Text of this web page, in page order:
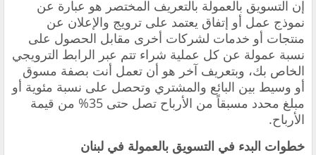
إن التسويق بالعمولة بالتعريف المختصر هو عبارة عن
نموذج عمل أو إتفاق يعتمد على ترويج والإعلان عن
منتجات أو خدمات لشركات أخرى مقابل الحصول على
نسبة عمولة عن كل عملية شراء تتم عبر الرابط الترويجي
الخاص بك، وبتعريف آخر هو أن تعمل أنت بصفة مسوق
أو وسيط بين البائع والمشتري وتحصل على نسبة مئوية أو
مبلغ محدد مسبقاً من الأرباح تصل حتى 35% من قيمة
الأرباح.
خطوات البدء في التسويق بالعمولة في لبنان